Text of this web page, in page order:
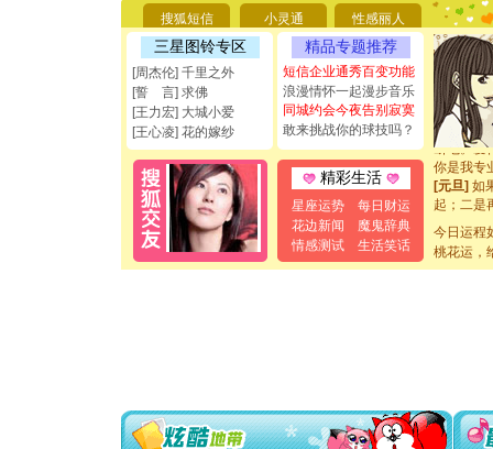
搜狐短信 小灵通 性感丽人
三星图铃专区
[周杰伦] 千里之外
[誓 言] 求佛
[王力宏] 大城小爱
[王心凌] 花的嫁纱
精品专题推荐
短信企业通秀百变功能
浪漫情怀一起漫步音乐
同城约会今夜告别寂寞
敢来挑战你的球技吗？
精彩生活
星座运势
每日财运
花边新闻
魔鬼辞典
情感测试
生活笑话
要平安！
[圣诞节]
能正大光
都要快乐
[圣诞节]
如意,快
[元旦]看
断电。爱
你是我专
[元旦]如
起；二是
离。水晶
[元旦]当
泣，这痛
卖了。水
你太多，
要平安
今日运程
桃花运，